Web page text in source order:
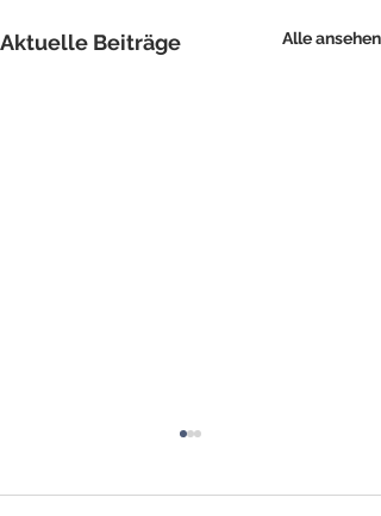
Aktuelle Beiträge Alle ansehen